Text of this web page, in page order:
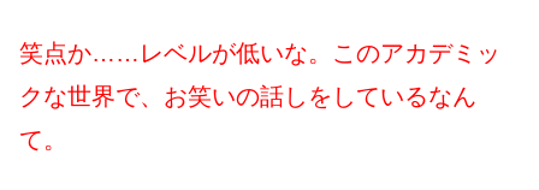
笑点か……レベルが低いな。このアカデミッ
クな世界で、お笑いの話しをしているなん
て。